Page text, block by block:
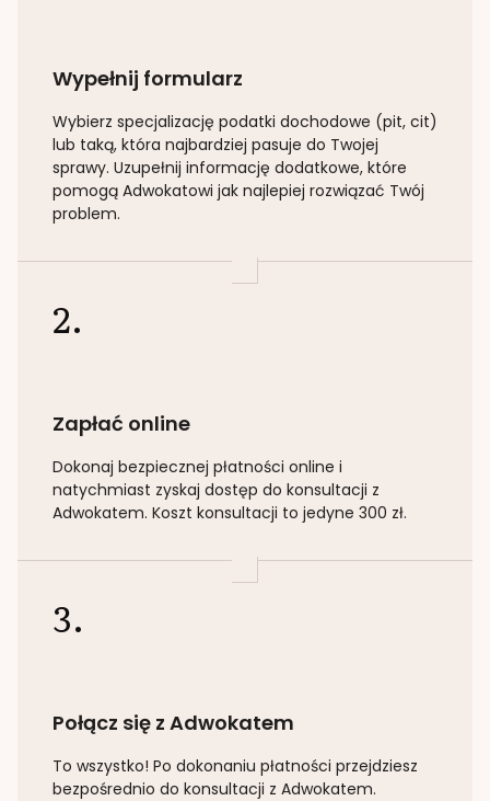
Wypełnij formularz
Wybierz specjalizację podatki dochodowe (pit, cit)
lub taką, która najbardziej pasuje do Twojej
sprawy. Uzupełnij informację dodatkowe, które
pomogą Adwokatowi jak najlepiej rozwiązać Twój
problem.
2.
Zapłać online
Dokonaj bezpiecznej płatności online i
natychmiast zyskaj dostęp do konsultacji z
Adwokatem. Koszt konsultacji to jedyne 300 zł.
3.
Połącz się z Adwokatem
To wszystko! Po dokonaniu płatności przejdziesz
bezpośrednio do konsultacji z Adwokatem.